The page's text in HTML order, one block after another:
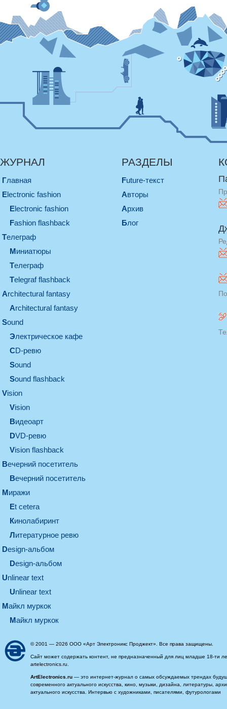
ЖУРНАЛ
Главная
electronic fashion
electronic fashion
Fashion flashback
телеграф
миниатюры
телеграф
Telegraf flashback
architectural fantasy
architectural fantasy
sound
электрическое кафе
CD-ревю
sound
Sound flashback
vision
vision
видеоарт
DVD-ревю
Vision flashback
вечерний посетитель
вечерний посетитель
миражи
et cetera
кинолабиринт
литературное ревю
design-альбом
design-альбом
unlinear text
Unlinear text
майкл муркок
майкл муркок
РАЗДЕЛЫ
Future-текст
Авторы
Архив
Блог
© 2001 — 2026 ООО «Арт Электроникс Проджект». Все права защищены.
Сайт может содержать контент, не предназначенный для лиц младше 18-ти
artelectronics.ru.
ArtElectronics.ru — это интернет-журнал о самых обсуждаемых трендах
современного актуального искусства, кино, музыки, дизайна, литературы,
актуального искусства. Интервью с художниками, писателями, футурологами